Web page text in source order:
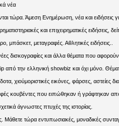
νέα
τώρα. Άμεση Ενημέρωση, νέα και
και επιχειρηματικές ειδήσεις,
μπάσκετ, μεταγραφές. Αθλητικές ειδήσεις..
δισκογραφίες και άλλα θέματα που
την ελληνική showbiz και όχι μόνο.
χιούμοριστικές εικόνες, φάρσες, αστείες
κουβέντες που ειπώθηκαν ή
άγνωστες πτυχές της ιστορίας.
Μάθετε τώρα εντυπωσιακές, μοναδικές